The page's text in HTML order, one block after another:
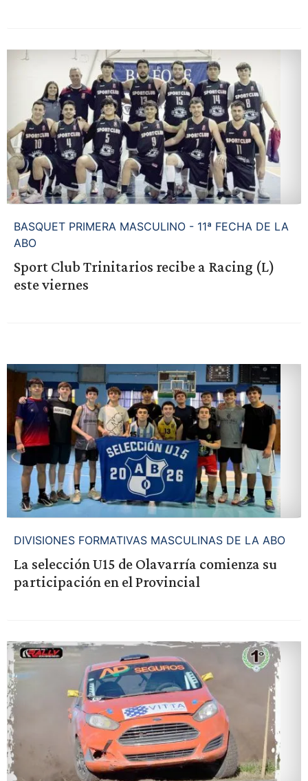
BASQUET PRIMERA MASCULINO - 11ª FECHA DE LA
ABO
Sport Club Trinitarios recibe a Racing (L)
este viernes
DIVISIONES FORMATIVAS MASCULINAS DE LA ABO
La selección U15 de Olavarría comienza su
participación en el Provincial